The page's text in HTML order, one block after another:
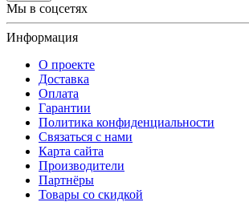
Мы в соцсетях
Информация
О проекте
Доставка
Оплата
Гарантии
Политика конфиденциальности
Связаться с нами
Карта сайта
Производители
Партнёры
Товары со скидкой